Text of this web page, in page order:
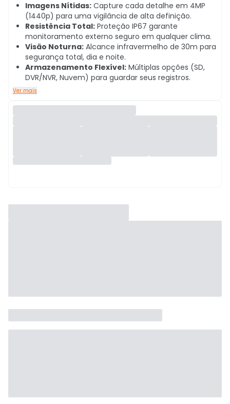
Imagens Nítidas: Capture cada detalhe em 4MP
(1440p) para uma vigilância de alta definição.
Resistência Total: Proteção IP67 garante
monitoramento externo seguro em qualquer clima.
Visão Noturna: Alcance infravermelho de 30m para
segurança total, dia e noite.
Armazenamento Flexível: Múltiplas opções (SD,
DVR/NVR, Nuvem) para guardar seus registros.
Ver mais